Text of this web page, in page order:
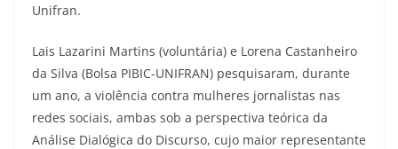
Unifran.
Lais Lazarini Martins (voluntária) e Lorena Castanheiro
da Silva (Bolsa PIBIC-UNIFRAN) pesquisaram, durante
um ano, a violência contra mulheres jornalistas nas
redes sociais, ambas sob a perspectiva teórica da
Análise Dialógica do Discurso, cujo maior representante